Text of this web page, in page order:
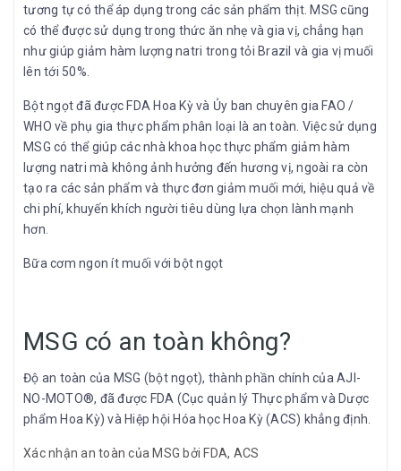
tương tự có thể áp dụng trong các sản phẩm thịt. MSG cũng
có thể được sử dụng trong thức ăn nhẹ và gia vị, chẳng hạn
như giúp giảm hàm lượng natri trong tỏi Brazil và gia vị muối
lên tới 50%.
Bột ngọt đã được FDA Hoa Kỳ và Ủy ban chuyên gia FAO /
WHO về phụ gia thực phẩm phân loại là an toàn. Việc sử dụng
MSG có thể giúp các nhà khoa học thực phẩm giảm hàm
lượng natri mà không ảnh hưởng đến hương vị, ngoài ra còn
tạo ra các sản phẩm và thực đơn giảm muối mới, hiệu quả về
chi phí, khuyến khích người tiêu dùng lựa chọn lành mạnh
hơn.
Bữa cơm ngon ít muối với bột ngọt
MSG có an toàn không?
Độ an toàn của MSG (bột ngọt), thành phần chính của AJI-
NO-MOTO®, đã được FDA (Cục quản lý Thực phẩm và Dược
phẩm Hoa Kỳ) và Hiệp hội Hóa học Hoa Kỳ (ACS) khẳng định.
Xác nhận an toàn của MSG bởi FDA, ACS